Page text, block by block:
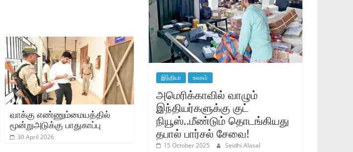
வாக்கு எண்ணும்மையத்தில்
மூன்றுஅடுக்கு பாதுகாப்பு
30 April 2026
இந்தியா உலகம்
அமெரிக்காவில் வாழும்
இந்தியர்களுக்கு குட்
நியூஸ்..மீண்டும் தொடங்கியது
தபால் பார்சல் சேவை!
15 October 2025 Seidhi Alasal